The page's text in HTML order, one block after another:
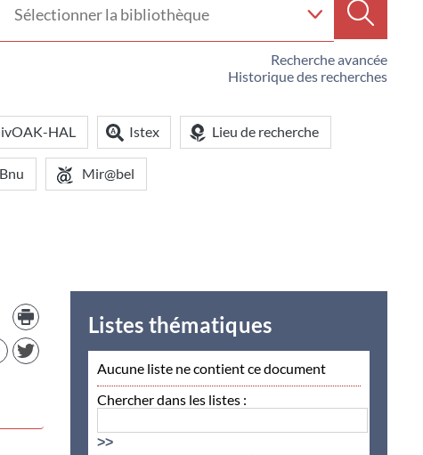
Recherche avancée
Historique des recherches
votre
HAL Istex Lieu de recherche
Mir@bel
document
ressources
Listes thématiques
Aucune liste ne contient ce document
Chercher dans les listes :
>>